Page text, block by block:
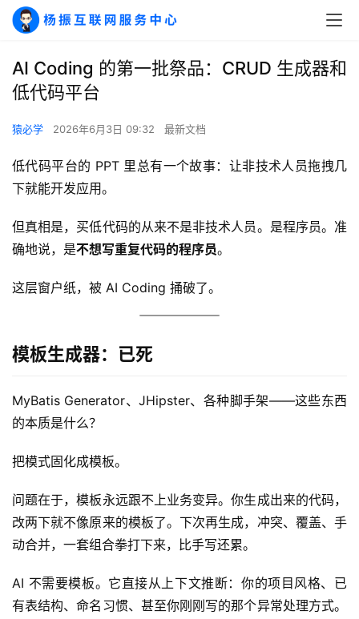
AI Coding 的第一批祭品：CRUD 生成器和
低代码平台
猿必学 2026年6月3日 09:32 最新文档
低代码平台的 PPT 里总有一个故事：让非技术人员拖拽几
下就能开发应用。
但真相是，买低代码的从来不是非技术人员。是程序员。准
确地说，是不想写重复代码的程序员。
这层窗户纸，被 AI Coding 捅破了。
模板生成器：已死
MyBatis Generator、JHipster、各种脚手架——这些东西
的本质是什么？
把模式固化成模板。
问题在于，模板永远跟不上业务变异。你生成出来的代码，
改两下就不像原来的模板了。下次再生成，冲突、覆盖、手
动合并，一套组合拳打下来，比手写还累。
AI 不需要模板。它直接从上下文推断：你的项目风格、已
有表结构、命名习惯、甚至你刚刚写的那个异常处理方式。